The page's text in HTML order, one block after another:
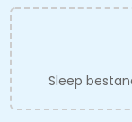
Sleep